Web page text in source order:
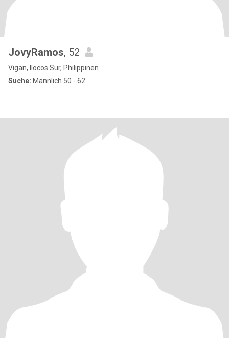
JovyRamos, 52
Vigan, Ilocos Sur, Philippinen
Suche: Männlich 50 - 62